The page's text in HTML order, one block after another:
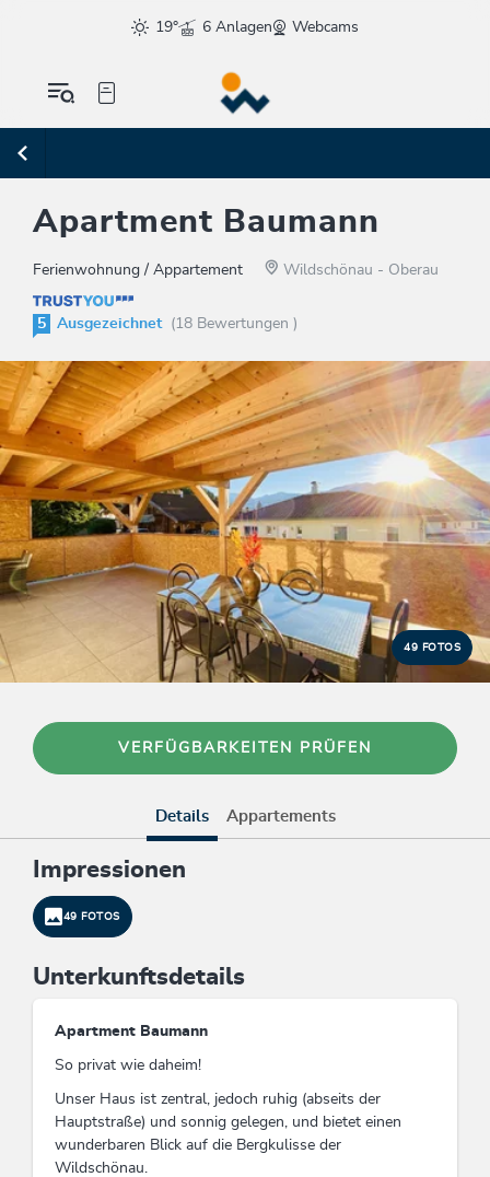
19° 6 Anlagen Webcams
Apartment Baumann
Ferienwohnung / Appartement Wildschönau - Oberau
5 Ausgezeichnet (18 Bewertungen )
49 FOTOS
VERFÜGBARKEITEN PRÜFEN
Details Appartements
Impressionen
49 FOTOS
Unterkunftsdetails
Apartment Baumann
So privat wie daheim!
Unser Haus ist zentral, jedoch ruhig (abseits der
Hauptstraße) und sonnig gelegen, und bietet einen
wunderbaren Blick auf die Bergkulisse der
Wildschönau.